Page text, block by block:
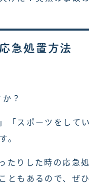
急処置方法
？
「スポーツをし
。
たりした時の応急
もあるので、ぜ